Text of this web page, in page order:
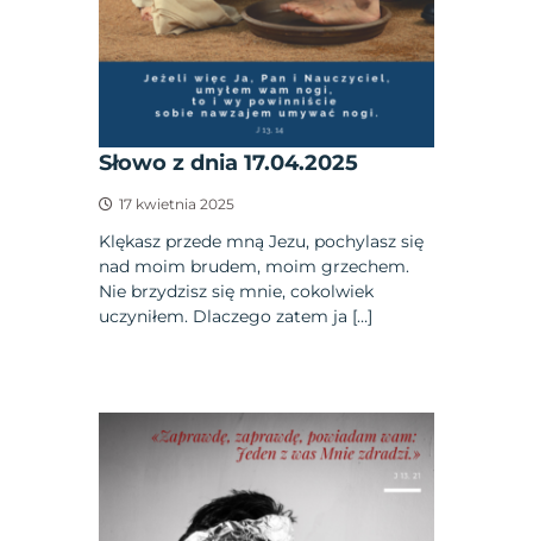
Słowo z dnia 17.04.2025
17 kwietnia 2025
Klękasz przede mną Jezu, pochylasz się
nad moim brudem, moim grzechem.
Nie brzydzisz się mnie, cokolwiek
uczyniłem. Dlaczego zatem ja […]